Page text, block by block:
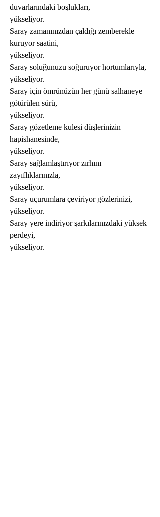
duvarlarındaki boşlukları,
yükseliyor.
Saray zamanınızdan çaldığı zemberekle
kuruyor saatini,
yükseliyor.
Saray soluğunuzu soğuruyor hortumlarıyla,
yükseliyor.
Saray için ömrünüzün her günü salhaneye
götürülen sürü,
yükseliyor.
Saray gözetleme kulesi düşlerinizin
hapishanesinde,
yükseliyor.
Saray sağlamlaştırıyor zırhını
zayıflıklarınızla,
yükseliyor.
Saray uçurumlara çeviriyor gözlerinizi,
yükseliyor.
Saray yere indiriyor şarkılarınızdaki yüksek
perdeyi,
yükseliyor.